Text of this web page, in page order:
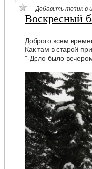
Добавить топик в
Воскресный
Доброго всем
Как там в старой
"-Дело было